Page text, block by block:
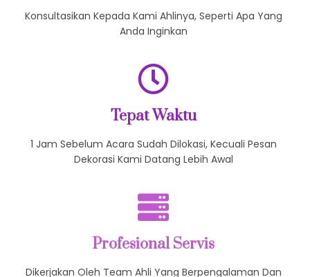
Gratis Konsultasi
Konsultasikan Kepada Kami Ahlinya, Seperti Apa Yang
Anda Inginkan
Tepat Waktu
1 Jam Sebelum Acara Sudah Dilokasi, Kecuali Pesan
Dekorasi Kami Datang Lebih Awal